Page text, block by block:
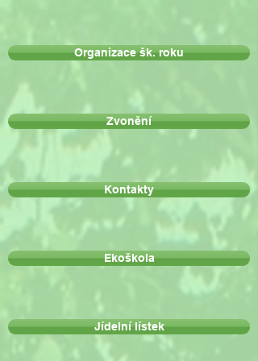
Organizace šk. roku
Zvonění
Kontakty
Ekoškola
Jídelní lístek